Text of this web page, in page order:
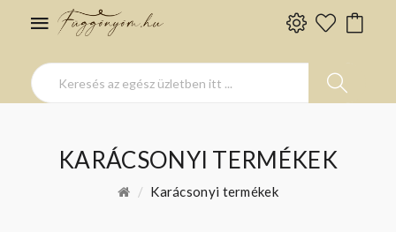
KARÁCSONYI TERMÉKEK
Karácsonyi termékek